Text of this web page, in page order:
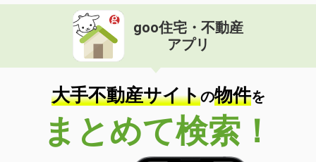
goo住宅・不動産
アプリ
大手不動産サイトの物件を
まとめて検索！